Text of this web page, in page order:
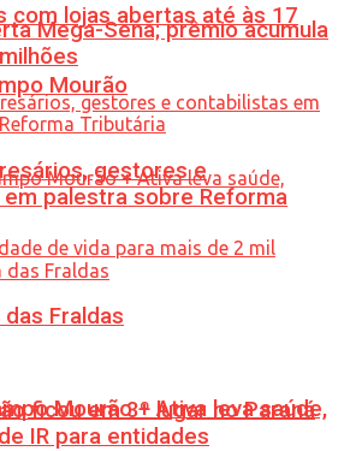
com lojas abertas até às 17
Mourão
Mourão + Ativa leva saúde,
Mega-Sena; prêmio acumula
gestores e
palestra sobre Reforma
Fraldas
ficou em 3º lugar no Paraná
IR para entidades